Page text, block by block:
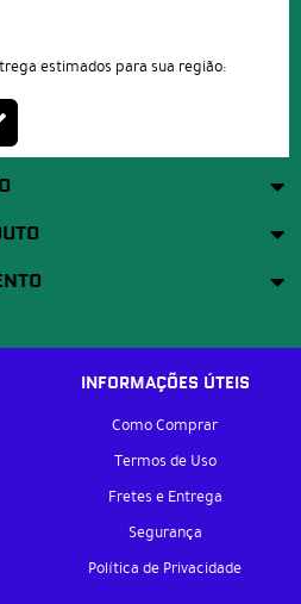
estimados para sua região:
INFORMAÇÕES ÚTEIS
Como Comprar
Termos de Uso
Fretes e Entrega
Segurança
Política de Privacidade